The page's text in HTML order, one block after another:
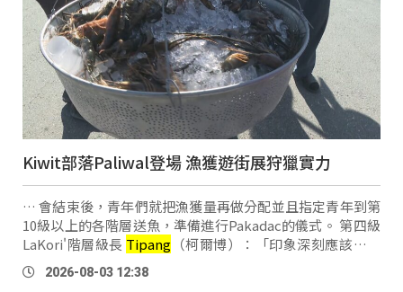
Kiwit部落Paliwal登場 漁獲遊街展狩獵實力
… 會結束後，青年們就把漁獲量再做分配並且指定青年到第
10級以上的各階層送魚，準備進行Pakadac的儀式。 第四級
LaKori'階層級長 Tipang （柯爾博）：「印象深刻應該是下
水抓魚，我覺得過了那麼多年，還是覺得很好玩，每年都有
不一樣的感覺，還是要再跟kaka（學長輩 …
2026-08-03 12:38